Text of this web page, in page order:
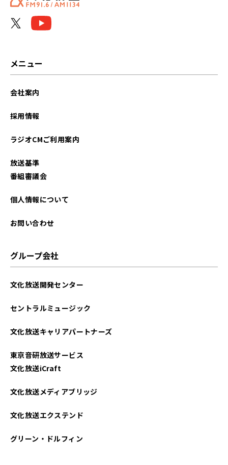
メニュー
会社案内
採用情報
ラジオCMご利用案内
放送基準
番組審議会
個人情報について
お問い合わせ
グループ会社
文化放送開発センター
セントラルミュージック
文化放送キャリアパートナーズ
東京音研放送サービス
文化放送iCraft
文化放送メディアブリッジ
文化放送エクステンド
グリーン・ドルフィン